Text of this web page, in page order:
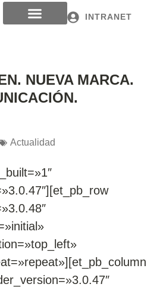
INTRANET
NUEVA MARCA.
Actualidad